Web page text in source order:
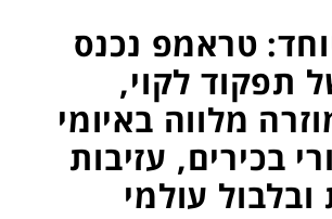
את כלכלת ארה״ב ומבודד את ישראל יותר מאי
על הסכם הגנה המשנה מהיסוד את מאזן הכוחות
את התגברות החוליגניזם הפראי בכדורגל
ולסכן את הכדורגל האירופי וכמובן גם את
טראמפ נכנס
תפקוד לקוי,
מלווה באיומי
בכירים, עזיבות
עולמי